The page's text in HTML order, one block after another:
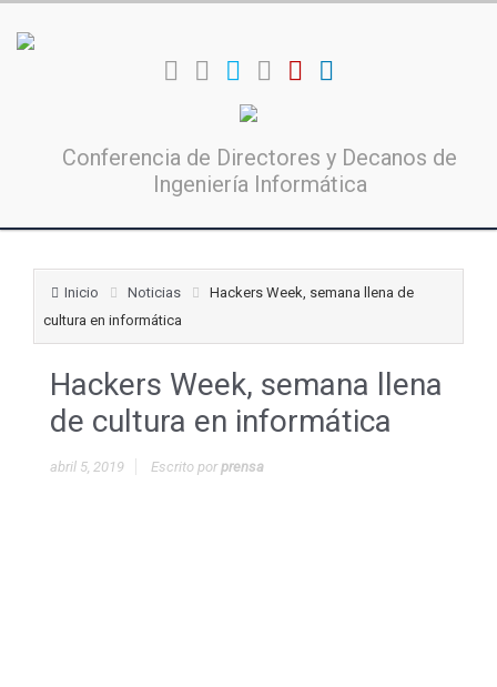
Conferencia de Directores y Decanos de
Ingeniería Informática
Inicio Noticias
Hackers Week, semana llena de
cultura en informática
Hackers Week, semana llena
de cultura en informática
abril 5, 2019 Escrito porprensa